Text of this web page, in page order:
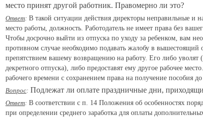
место принят другой работник. Правомерно ли это?
Ответ: В такой ситуации действия директоры неправильные и
место работы, должность. Работодатель не имеет права без
Чтобы досрочно выйти из отпуска по уходу за ребенком, вам
противном случае необходимо подавать жалобу в
препятствием вашему возвращению на работу. Его либо уволят
декретного отпуска), либо предоставят ему другое рабочее
рабочего времени с сохранением права на получение пособия
Вопрос: Подлежат ли оплате праздничные дни,
Ответ: В соответствии с п. 14 Положения об особенностях
при определении среднего заработка для оплаты